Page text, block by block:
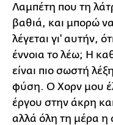
Λαμπέτη που τη
βαθιά, και μπορώ
λέγεται γι' αυτήν,
έννοια το λέω; Η
είναι πιο σωστή
φύση. Ο Χορν μου
έργου στην άκρη
αλλά όλη τη μέρα η